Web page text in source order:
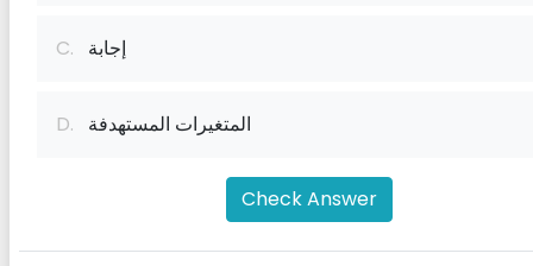
C. إجابة
D. المتغيرات المستهدفة
Check Answer